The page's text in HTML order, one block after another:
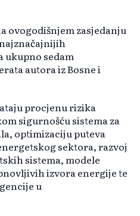
ovogodišnjem zasjedanju
ukupno sedam
autora iz Bosne i
procjenu rizika
sigurnošću sistema za
optimizaciju puteva
sektora, razvoj
sistema, modele
izvora energije te
u